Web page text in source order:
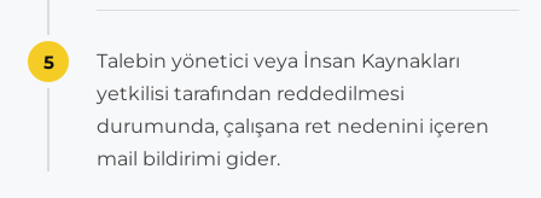
5
Talebin yönetici veya İnsan Kaynakları
yetkilisi tarafından reddedilmesi
durumunda, çalışana ret nedenini içeren
mail bildirimi gider.